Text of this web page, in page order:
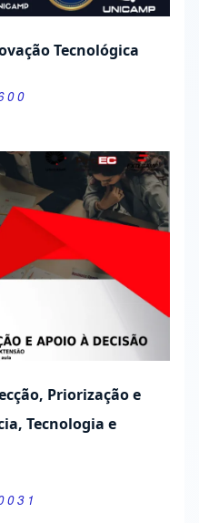
Tecnológica
Priorização e
Tecnologia e